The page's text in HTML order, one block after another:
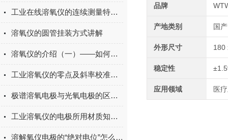
工业在线溶氧仪的连续测量特性是怎么体现的？
溶氧仪的圆管挂装方式讲解
溶氧仪的介绍（一）——如何选择合适的溶氧仪
工业溶氧仪的零点及斜率校准方法说明
极谱溶氧电极与光氧电极的区分说明
工业溶氧仪的电极所用材质知多少？
溶解氧仪电极的“绝对电位”怎么理解？
品牌
产地类别 国产
外形尺寸 180
稳定性
应用领域 医